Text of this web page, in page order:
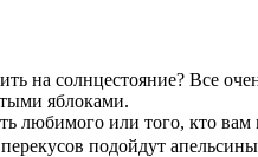
на солнцестояние? Все
яблоками.
любимого или того, кто
подойдут